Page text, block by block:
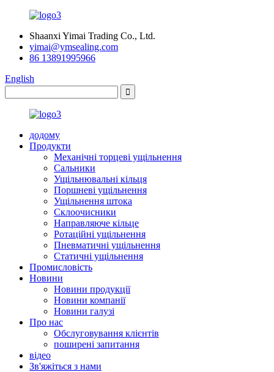
Shaanxi Yimai Trading Co., Ltd.
yimai@ymsealing.com
86 13891995966
English
додому
Продукти
Механічні торцеві ущільнення
Сальники
Ущільнювальні кільця
Поршневі ущільнення
Ущільнення штока
Склоочисники
Направляюче кільце
Ротаційні ущільнення
Пневматичні ущільнення
Статичні ущільнення
Промисловість
Новини
Новини продукції
Новини компанії
Новини галузі
Про нас
Обслуговування клієнтів
поширені запитання
відео
Зв'яжіться з нами